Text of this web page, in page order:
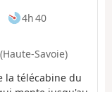
4h 40
Savoie)
la télécabine du